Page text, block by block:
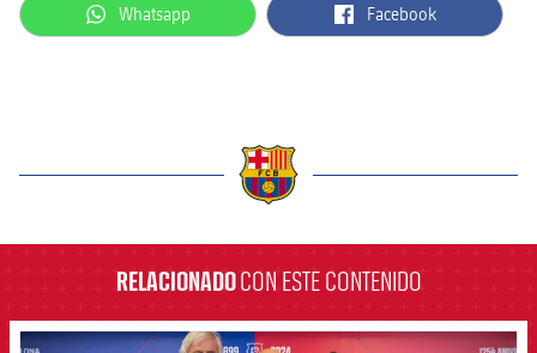
label.aria.whatsapp
Whatsapp label.aria.facebook
Facebook
RELACIONADOCON ESTE CONTENIDO
FCB Barcelona badge